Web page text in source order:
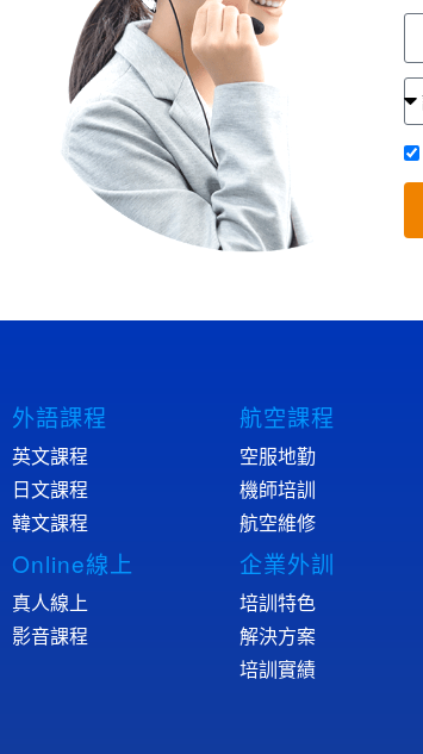
外語課程
英文課程
日文課程
韓文課程
Online線上
真人線上
影音課程
航空課程
空服地勤
機師培訓
航空維修
企業外訓
培訓特色
解決方案
培訓實績